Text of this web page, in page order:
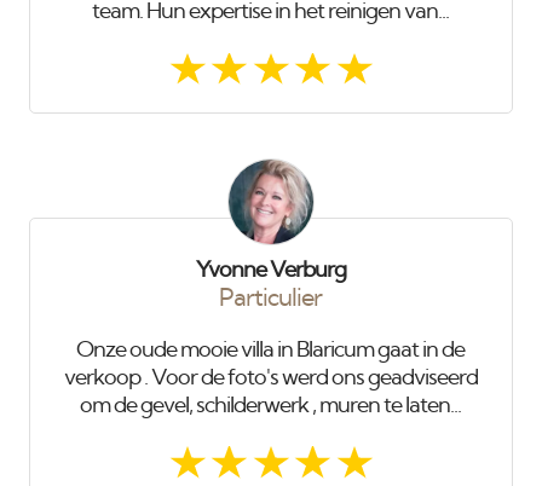
team. Hun expertise in het reinigen van...
Yvonne Verburg
Particulier
Onze oude mooie villa in Blaricum gaat in de
verkoop . Voor de foto's werd ons geadviseerd
om de gevel, schilderwerk , muren te laten...